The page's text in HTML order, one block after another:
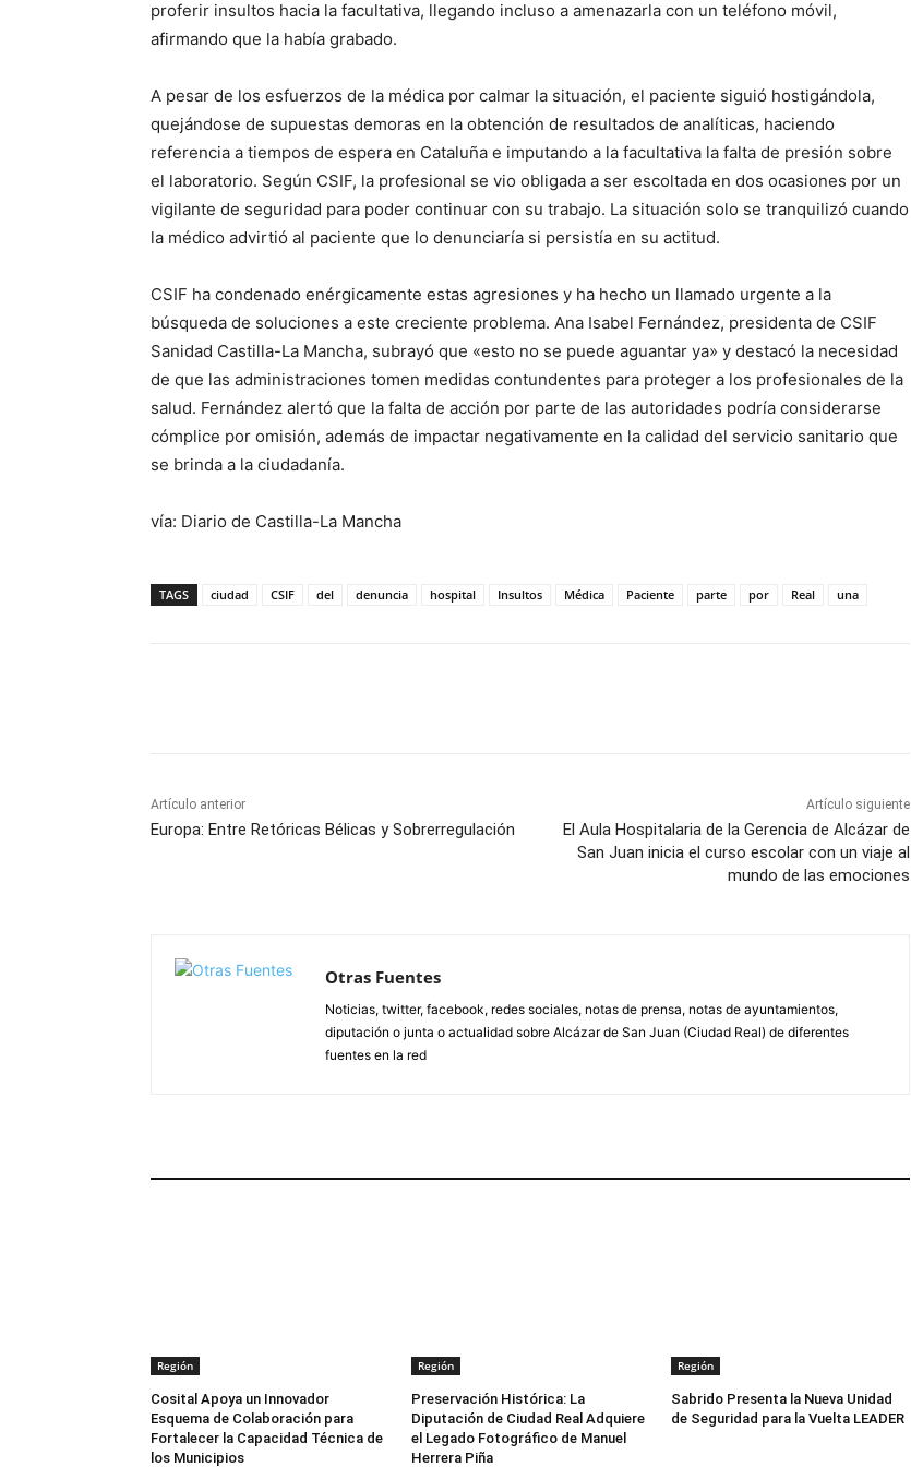
proferir insultos hacia la facultativa, llegando incluso a amenazarla con un teléfono móvil,
afirmando que la había grabado.
A pesar de los esfuerzos de la médica por calmar la situación, el paciente siguió hostigándola,
quejándose de supuestas demoras en la obtención de resultados de analíticas, haciendo
referencia a tiempos de espera en Cataluña e imputando a la facultativa la falta de presión sobre
el laboratorio. Según CSIF, la profesional se vio obligada a ser escoltada en dos ocasiones por un
vigilante de seguridad para poder continuar con su trabajo. La situación solo se tranquilizó cuando
la médico advirtió al paciente que lo denunciaría si persistía en su actitud.
CSIF ha condenado enérgicamente estas agresiones y ha hecho un llamado urgente a la
búsqueda de soluciones a este creciente problema. Ana Isabel Fernández, presidenta de CSIF
Sanidad Castilla-La Mancha, subrayó que «esto no se puede aguantar ya» y destacó la necesidad
de que las administraciones tomen medidas contundentes para proteger a los profesionales de la
salud. Fernández alertó que la falta de acción por parte de las autoridades podría considerarse
cómplice por omisión, además de impactar negativamente en la calidad del servicio sanitario que
se brinda a la ciudadanía.
vía: Diario de Castilla-La Mancha
TAGS ciudad CSIF del denuncia hospital Insultos Médica Paciente parte por Real una
Artículo anterior
Europa: Entre Retóricas Bélicas y Sobrerregulación
Artículo siguiente
El Aula Hospitalaria de la Gerencia de Alcázar de
San Juan inicia el curso escolar con un viaje al
mundo de las emociones
Otras Fuentes
Noticias, twitter, facebook, redes sociales, notas de prensa, notas de ayuntamientos,
diputación o junta o actualidad sobre Alcázar de San Juan (Ciudad Real) de diferentes
fuentes en la red
Región
Cosital Apoya un Innovador
Esquema de Colaboración para
Fortalecer la Capacidad Técnica de
los Municipios
Región
Preservación Histórica: La
Diputación de Ciudad Real Adquiere
el Legado Fotográfico de Manuel
Herrera Piña
Región
Sabrido Presenta la Nueva Unidad
de Seguridad para la Vuelta LEADER